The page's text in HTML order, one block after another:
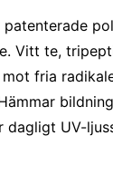
Vitt te,
fria
UV-